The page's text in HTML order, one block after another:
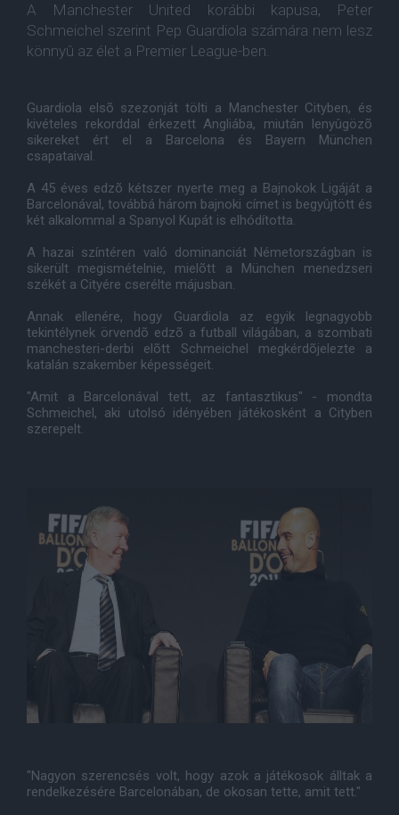
A Manchester United korábbi kapusa, Peter
Schmeichel szerint Pep Guardiola számára nem lesz
könnyû az élet a Premier League-ben.
Guardiola elsõ szezonját tölti a Manchester Cityben, és
kivételes rekorddal érkezett Angliába, miután lenyûgözõ
sikereket ért el a Barcelona és Bayern München
csapataival.
A 45 éves edzõ kétszer nyerte meg a Bajnokok Ligáját a
Barcelonával, továbbá három bajnoki címet is begyûjtött és
két alkalommal a Spanyol Kupát is elhódította.
A hazai színtéren való dominanciát Németországban is
sikerült megismételnie, mielõtt a München menedzseri
székét a Cityére cserélte májusban.
Annak ellenére, hogy Guardiola az egyik legnagyobb
tekintélynek örvendõ edzõ a futball világában, a szombati
manchesteri-derbi elõtt Schmeichel megkérdõjelezte a
katalán szakember képességeit.
"Amit a Barcelonával tett, az fantasztikus" - mondta
Schmeichel, aki utolsó idényében játékosként a Cityben
szerepelt.
"Nagyon szerencsés volt, hogy azok a játékosok álltak a
rendelkezésére Barcelonában, de okosan tette, amit tett."